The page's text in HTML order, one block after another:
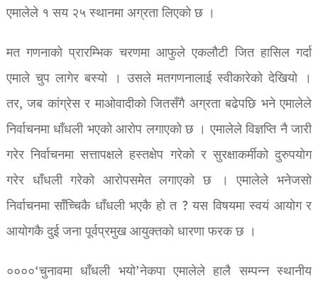
एमालेले १ सय २५ स्थानमा अग्रता लिएको छ ।
मत गणनाको प्रारम्भिक चरणमा आफुले एकलौटी जित हासिल गर्दा
एमाले चुप लागेर बस्यो । उसले मतगणनालाई स्वीकारेको देखियो ।
तर, जब कांग्रेस र माओवादीको जितसँगै अग्रता बढेपछि भने एमालेले
निर्वाचनमा धाँधली भएको आरोप लगाएको छ । एमालेले विज्ञप्ति नै जारी
गरेर निर्वाचनमा सत्तापक्षले हस्तक्षेप गरेको र सुरक्षाकर्मीको दुरुपयोग
गरेर धाँधली गरेको आरोपसमेत लगाएको छ । एमालेले भनेजसो
निर्वाचनमा साँच्चिकै धाँधली भएकै हो त ? यस विषयमा स्वयं आयोग र
आयोगकै दुई जना पूर्वप्रमुख आयुक्तको धारणा फरक छ ।
००००‘चुनावमा धाँधली भयो’नेकपा एमालेले हालै सम्पन्न स्थानीय